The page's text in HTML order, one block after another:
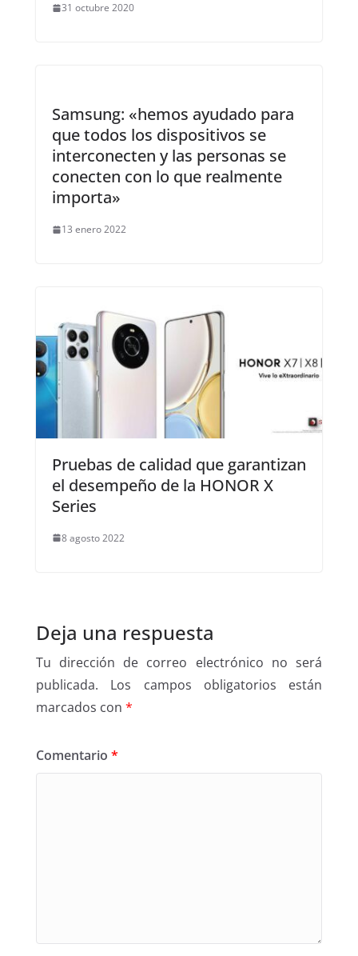
31 octubre 2020
Samsung: «hemos ayudado para
que todos los dispositivos se
interconecten y las personas se
conecten con lo que realmente
importa»
13 enero 2022
Pruebas de calidad que garantizan
el desempeño de la HONOR X
Series
8 agosto 2022
Deja una respuesta
Tu dirección de correo electrónico no será
publicada.
Los campos obligatorios están
marcados con *
Comentario *